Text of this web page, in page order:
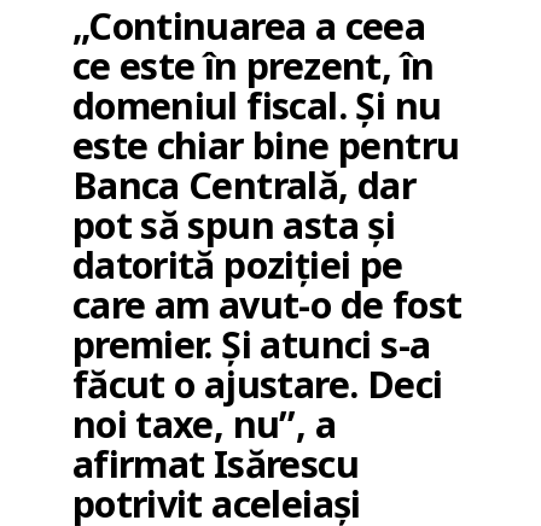
„Continuarea a ceea
ce este în prezent, în
domeniul fiscal. Și nu
este chiar bine pentru
Banca Centrală, dar
pot să spun asta și
datorită poziției pe
care am avut-o de fost
premier. Și atunci s-a
făcut o ajustare. Deci
noi taxe, nu”, a
afirmat Isărescu
potrivit aceleiași